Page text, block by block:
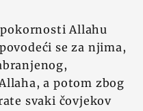
Allahu
se za njima,
a potom zbog
svaki čovjekov